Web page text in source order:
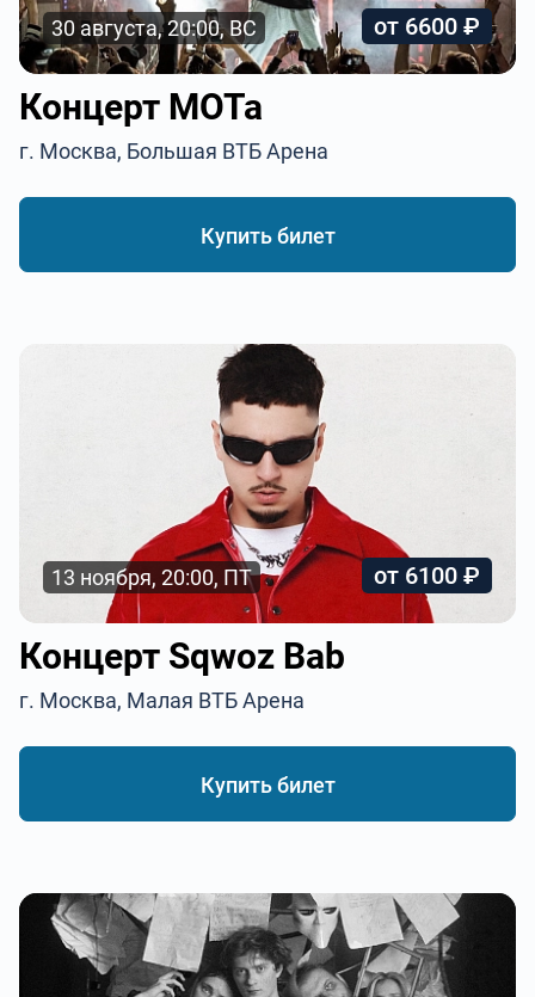
30 августа, 20:00, ВС от 6600 ₽
Концерт МОТа
г. Москва, Большая ВТБ Арена
Купить билет
13 ноября, 20:00, ПТ от 6100 ₽
Концерт Sqwoz Bab
г. Москва, Малая ВТБ Арена
Купить билет